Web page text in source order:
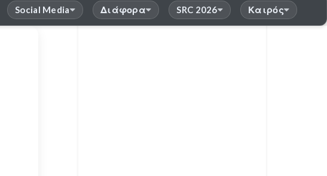
Social Media Διάφορα SRC 2026 Καιρός